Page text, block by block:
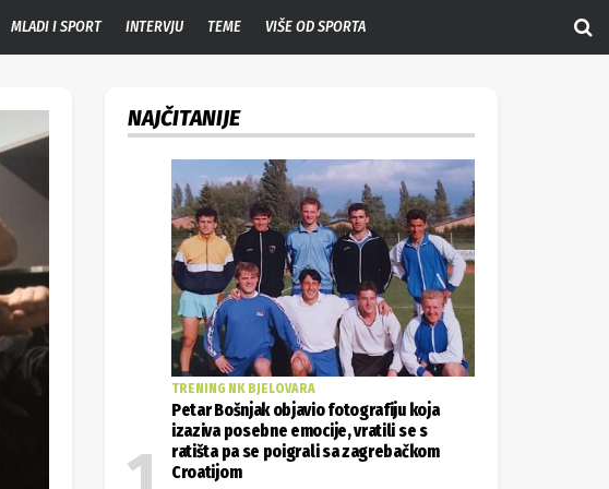
MLADI I SPORT INTERVJU TEME VIŠE OD SPORTA
NAJČITANIJE
TRENING NK BJELOVARA
Petar Bošnjak objavio fotografiju koja
izaziva posebne emocije, vratili se s
ratišta pa se poigrali sa zagrebačkom
Croatijom